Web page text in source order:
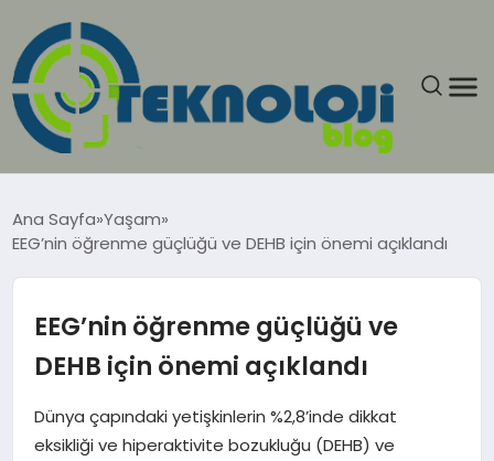
GÜNCEL
EĞITIM
EKONOMI
GENEL
Ana Sayfa Yaşam
EEG’nin öğrenme güçlüğü ve DEHB için önemi açıklandı
EEG’nin öğrenme güçlüğü ve
DEHB için önemi açıklandı
Dünya çapındaki yetişkinlerin %2,8’inde dikkat
eksikliği ve hiperaktivite bozukluğu (DEHB) ve